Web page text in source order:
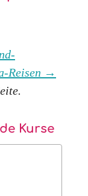
Reisen →
Kurse